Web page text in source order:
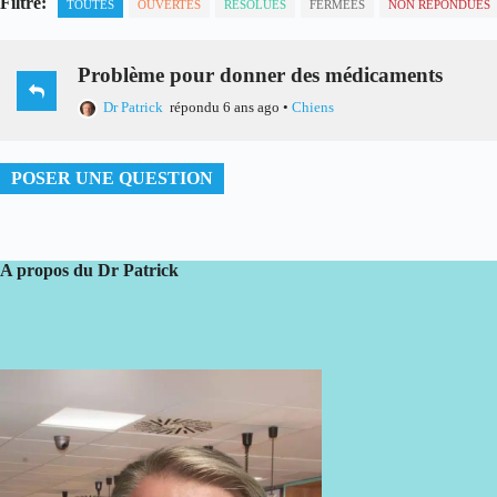
TOUTES OUVERTES RÉSOLUES FERMÉES NON RÉPONDUES
Problème pour donner des médicaments
Dr Patrick répondu 6 ans ago • Chiens
POSER UNE QUESTION
A propos du Dr Patrick